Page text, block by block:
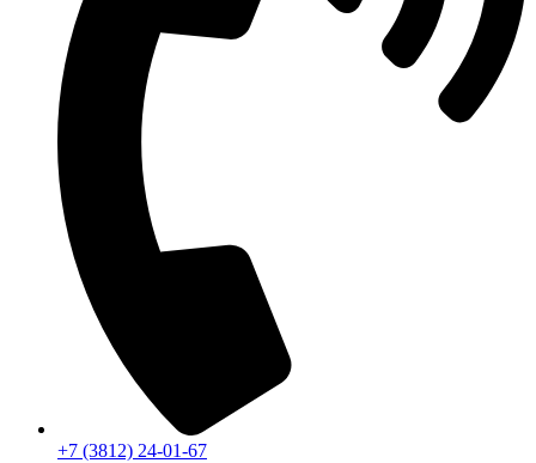
+7 (3812) 24-01-67